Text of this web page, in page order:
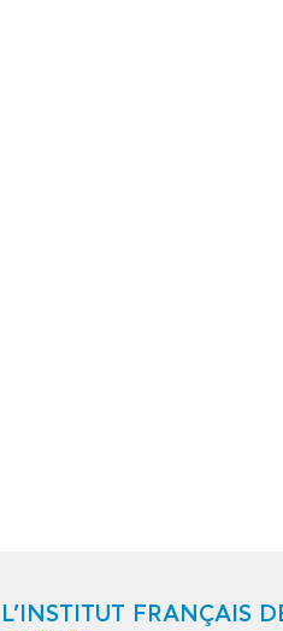
L’INSTITUT FRANÇAIS